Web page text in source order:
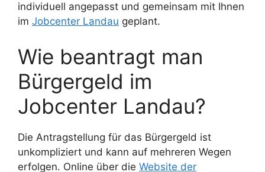
individuell angepasst und gemeinsam mit Ihnen
im Jobcenter Landau geplant.
Wie beantragt man
Bürgergeld im
Jobcenter Landau?
Die Antragstellung für das Bürgergeld ist
unkompliziert und kann auf mehreren Wegen
erfolgen. Online über die Website der